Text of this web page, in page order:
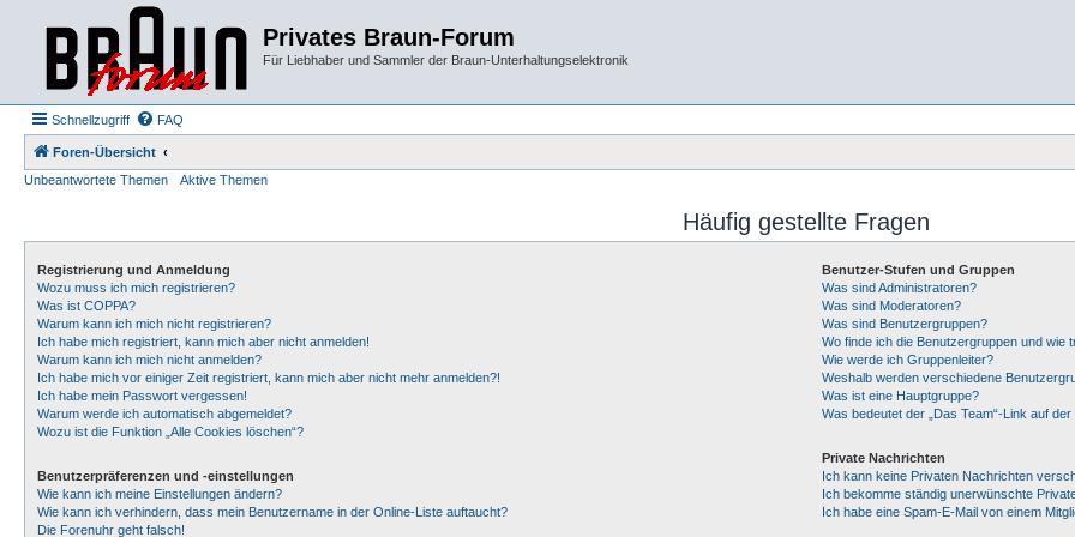
Privates Braun-Forum
Für Liebhaber und Sammler der Braun-Unterhaltungselektronik
Schnellzugriff FAQ
Foren-Übersicht
Unbeantwortete Themen
Aktive Themen
Häufig gestellte Fragen
Registrierung und Anmeldung
Wozu muss ich mich registrieren?
Was ist COPPA?
Warum kann ich mich nicht registrieren?
Ich habe mich registriert, kann mich aber nicht anmelden!
Warum kann ich mich nicht anmelden?
Ich habe mich vor einiger Zeit registriert, kann mich aber nicht mehr anmelden?!
Ich habe mein Passwort vergessen!
Warum werde ich automatisch abgemeldet?
Wozu ist die Funktion „Alle Cookies löschen“?
Benutzerpräferenzen und -einstellungen
Wie kann ich meine Einstellungen ändern?
Wie kann ich verhindern, dass mein Benutzername in der Online-Liste auftaucht?
Die Forenuhr geht falsch!
Benutzer-Stufen und Gruppen
Was sind Administratoren?
Was sind Moderatoren?
Was sind Benutzergruppen?
Wo finde ich die Benutzergruppen und wie
Wie werde ich Gruppenleiter?
Weshalb werden verschiedene
Was ist eine Hauptgruppe?
Was bedeutet der „Das Team“-Link auf
Private Nachrichten
Ich kann keine Privaten Nachrichten
Ich bekomme ständig unerwünschte
Ich habe eine Spam-E-Mail von einem